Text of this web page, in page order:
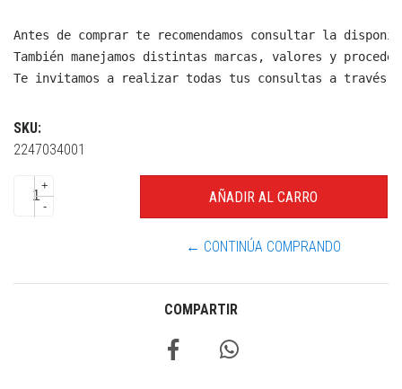
Antes de comprar te recomendamos consultar la
También manejamos distintas marcas, valores y
Te invitamos a realizar todas tus consultas a través
SKU:
2247034001
+
-
← CONTINÚA COMPRANDO
COMPARTIR